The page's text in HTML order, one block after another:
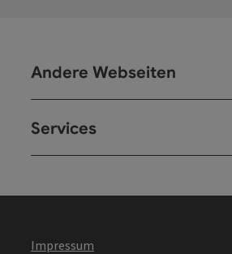
Andere Webseiten
Services
Impressum